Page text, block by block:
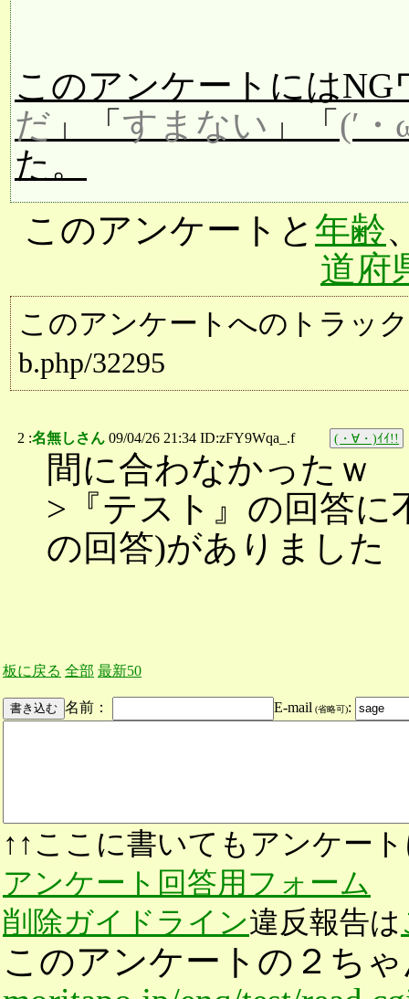
このアンケートにはNG
だ 」「 すまない 」「 (′
た。
このアンケートと 年齢
道府
このアンケートへのトラッ
b.php/32295
2 :名無しさん 09/04/26 21:34 ID:zFY9Wqa_.f (・∀・)ｲｲ!!
間に合わなかったｗ
>『テスト』の回答に
の回答)がありました
板に戻る 全部 最新50
名前： E-mail (省略可):
↑↑ここに書いてもアンケー
アンケート回答用フォーム
削除ガイドライン違反報告は
このアンケートの２ち